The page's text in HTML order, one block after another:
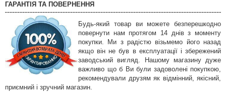
ГАРАНТІЯ ТА ПОВЕРНЕННЯ
Будь-який товар ви можете безперешкодно
повернути нам протягом 14 днів з моменту
покупки. Ми з радістю візьмемо його назад
якщо він не був в експлуатації і збережений
заводський вигляд. Нашому магазину дуже
важливо що б Ви були задоволені покупкою,
рекомендували друзям як відмінний, якісний,
приємний і зручний магазин.